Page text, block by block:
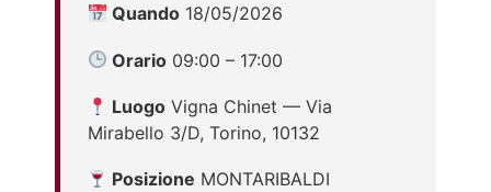
Quando 18/05/2026
Orario 09:00 – 17:00
Luogo Vigna Chinet — Via
Mirabello 3/D, Torino, 10132
Posizione MONTARIBALDI